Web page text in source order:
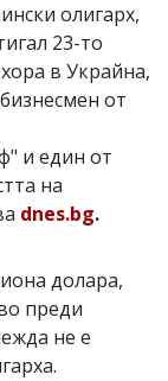
олигарх,
23-то
в Украйна,
от
и един от
на
dnes.bg.
долара,
преди
не е